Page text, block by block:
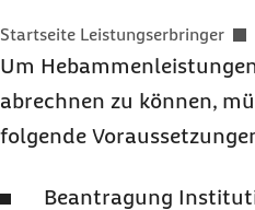
Sie befinden sich hier:
Startseite Leistungserbringer
Um
abrechnen zu können,
folgende
Beantragung